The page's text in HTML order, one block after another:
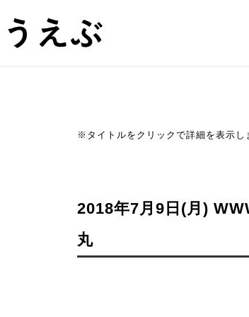
※タイトルをクリックで詳細を表示し
2018年7月9日(月)
丸